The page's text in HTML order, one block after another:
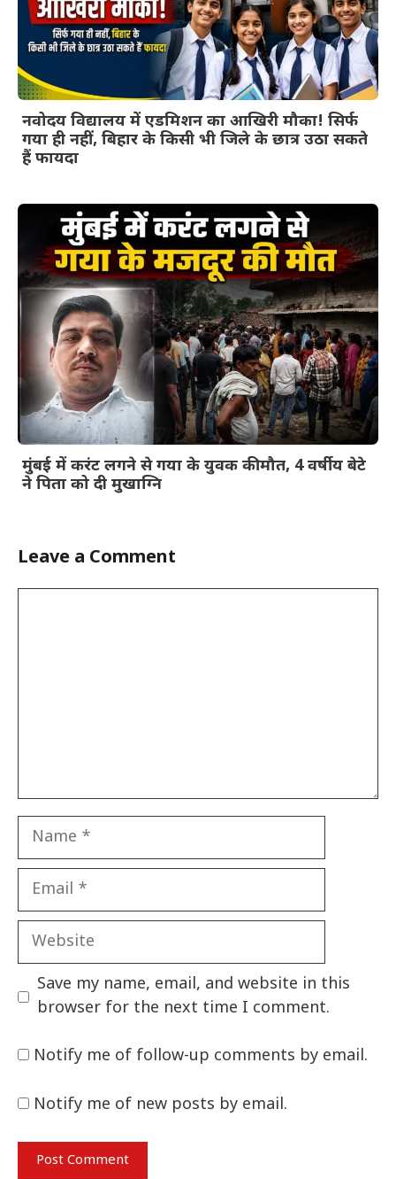
नवोदय विद्यालय में एडमिशन का आखिरी मौका! सिर्फ
गया ही नहीं, बिहार के किसी भी जिले के छात्र उठा सकते
हैं फायदा
मुंबई में करंट लगने से गया के युवक की मौत, 4 वर्षीय बेटे
ने पिता को दी मुखाग्नि
Leave a Comment
Name
Email
Website
Save my name, email, and website in this
browser for the next time I comment.
Notify me of follow-up comments by email.
Notify me of new posts by email.